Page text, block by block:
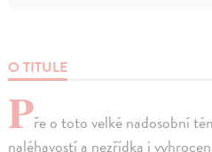
O TITULE
Pře o toto velké nadosobní
naléhavostí a nezřídka i